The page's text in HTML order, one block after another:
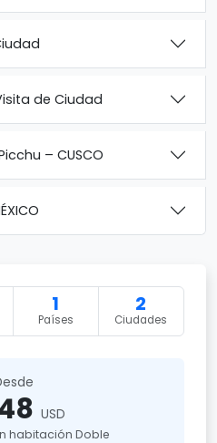
de Ciudad
– CUSCO
1
Países
2
Ciudades
USD
habitación Doble